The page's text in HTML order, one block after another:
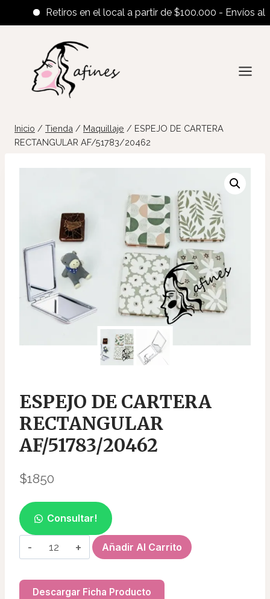
Retiros en el local a partir de $100.000 - Envíos al
contenido
Inicio / Tienda / Maquillaje / ESPEJO DE CARTERA
RECTANGULAR AF/51783/20462
ESPEJO DE CARTERA
RECTANGULAR
AF/51783/20462
$1850
Consultar!
ESPEJO
DE
RECTANGULAR
Añadir Al Carrito
Descargar Ficha Producto